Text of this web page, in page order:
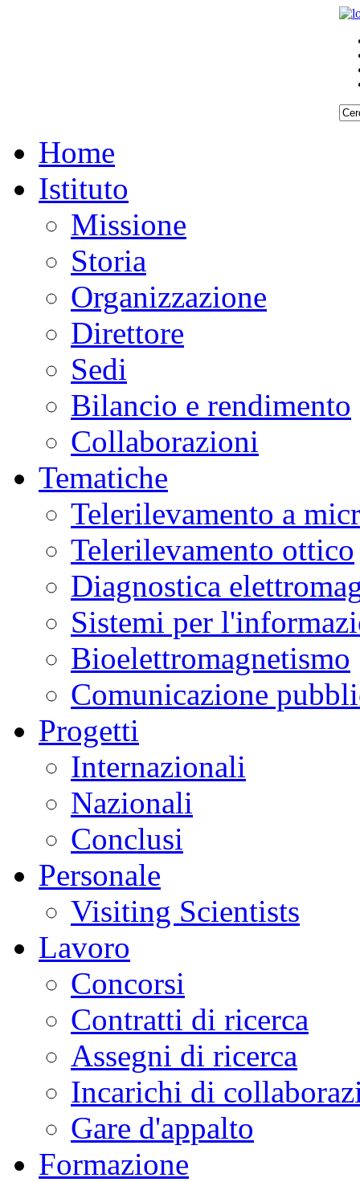
Home
Istituto
Missione
Storia
Organizzazione
Direttore
Sedi
Bilancio e rendimento
Collaborazioni
Tematiche
Telerilevamento a
Telerilevamento ottico
Diagnostica
Sistemi per
Bioelettromagnetismo
Comunicazione
Progetti
Internazionali
Nazionali
Conclusi
Personale
Visiting Scientists
Lavoro
Concorsi
Contratti di ricerca
Assegni di ricerca
Incarichi di
Gare d'appalto
Formazione